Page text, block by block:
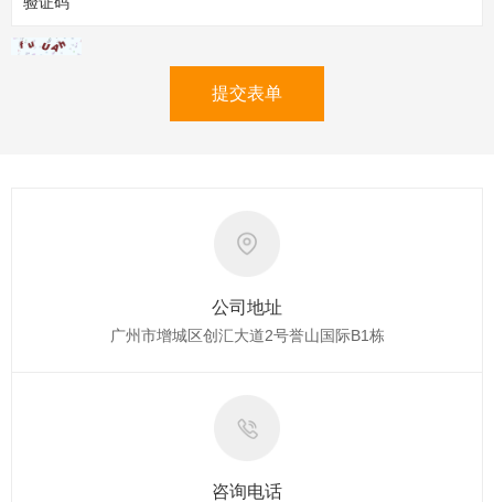
公司地址
广州市增城区创汇大道2号誉山国际B1栋
咨询电话